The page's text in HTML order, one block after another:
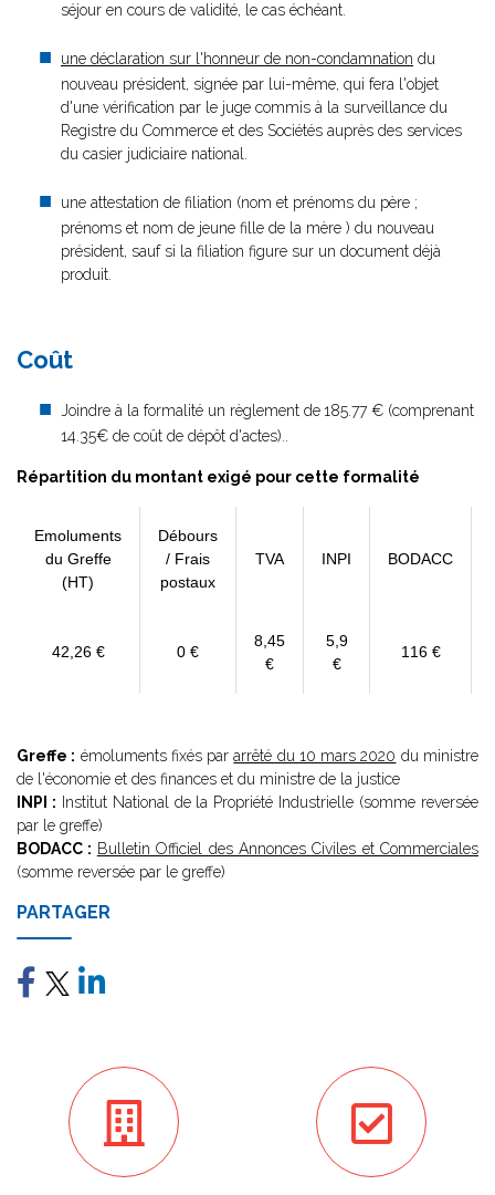
séjour en cours de validité, le cas échéant.
une déclaration sur l'honneur de non-condamnation du
nouveau président, signée par lui-même, qui fera l'objet
d'une vérification par le juge commis à la surveillance du
Registre du Commerce et des Sociétés auprès des services
du casier judiciaire national.
une attestation de filiation (nom et prénoms du père ;
prénoms et nom de jeune fille de la mère ) du nouveau
président, sauf si la filiation figure sur un document déjà
produit.
Coût
Joindre à la formalité un règlement de185.77 € (comprenant
14.35€ de coût de dépôt d'actes)..
Répartition du montant exigé pour cette formalité
Emoluments
du Greffe
(HT)
Débours
/ Frais
postaux
TVA INPI BODACC
42,26 € 0 €
8,45
€
5,9
€
116 €
Greffe : émoluments fixés pararrêté du 10 mars 2020 du ministre
de l'économie et des finances et du ministre de la justice
INPI : Institut National de la Propriété Industrielle (somme reversée
par le greffe)
BODACC : Bulletin Officiel des Annonces Civiles et Commerciales
(somme reversée par le greffe)
PARTAGER